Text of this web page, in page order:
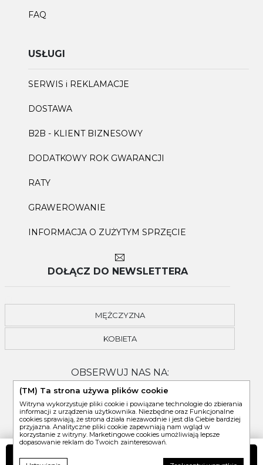
DO KOSZYKA
FAQ
USŁUGI
SERWIS i REKLAMACJE
DOSTAWA
B2B - KLIENT BIZNESOWY
DODATKOWY ROK GWARANCJI
RATY
GRAWEROWANIE
INFORMACJA O ZUŻYTYM SPRZĘCIE
DOŁĄCZ DO NEWSLETTERA
MĘŻCZYZNA
KOBIETA
OBSERWUJ NAS NA:
(TM) Ta strona używa plików cookie
Witryna wykorzystuje pliki cookie i powiązane technologie do zbierania
informacji z urządzenia użytkownika. Niezbędne oraz Funkcjonalne
cookies sprawiają, że strona działa niezawodnie i jest dla Ciebie bardziej
przyjazna. Analityczne pliki cookie zapewniają nam wgląd w
korzystanie z witryny. Marketingowe cookies umożliwiają lepsze
dopasowanie reklam do Twoich zainteresowań.